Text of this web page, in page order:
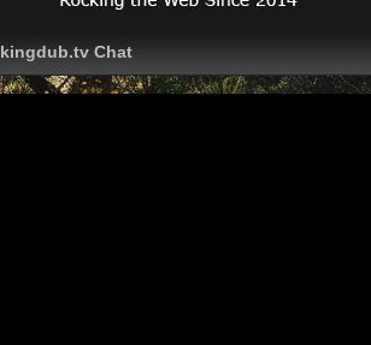
kingdub.tv Chat